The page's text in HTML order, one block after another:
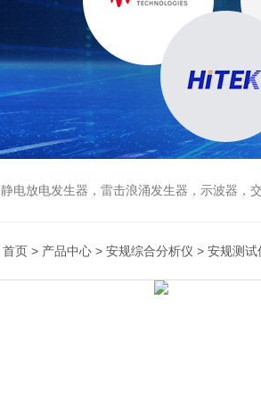
静电放电发生器，雷击浪涌发生器，示波器，交直流
首页 > 产品中心 > 安规综合分析仪 > 安规测试